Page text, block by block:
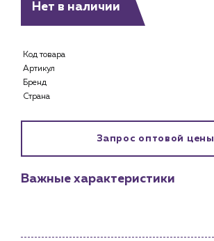
Монтажным бригадам
Предприятиям и юр.лицам
О компании
Нет в наличии
Код товара
Артикул
Бренд
Страна
Запрос оптовой цены
Важные характеристики